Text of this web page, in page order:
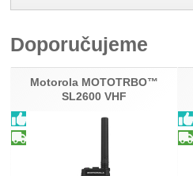
Recenze
Nebyla přidána
Doporučujeme
Motorola MOTOTRBO™
SL2600 VHF